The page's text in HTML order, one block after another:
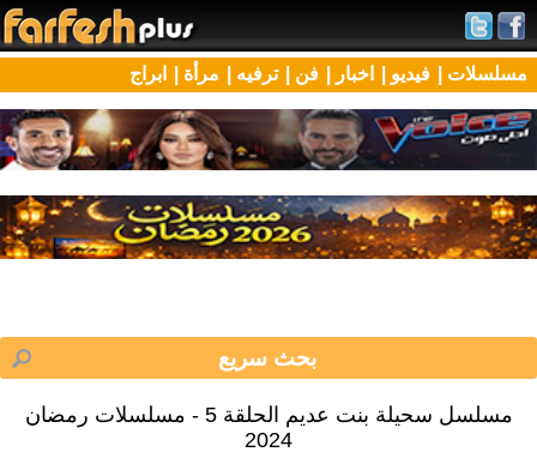
مسلسلات | فيديو | اخبار | فن | ترفيه | مرأة | ابراج
مسلسل سحيلة بنت عديم الحلقة 5 - مسلسلات رمضان
2024